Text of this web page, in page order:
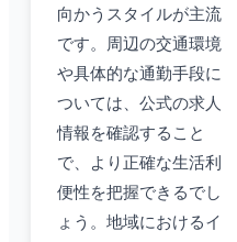
向かうスタイルが主流
です。周辺の交通環境
や具体的な通勤手段に
ついては、公式の求人
情報を確認すること
で、より正確な生活利
便性を把握できるでし
ょう。地域におけるイ